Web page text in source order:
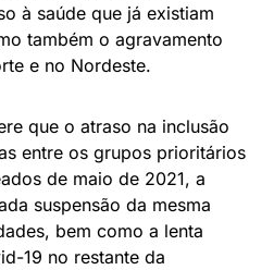
à saúde que já existiam
também o agravamento
e no Nordeste.
que o atraso na inclusão
entre os grupos prioritários
de maio de 2021, a
suspensão da mesma
bem como a lenta
19 no restante da